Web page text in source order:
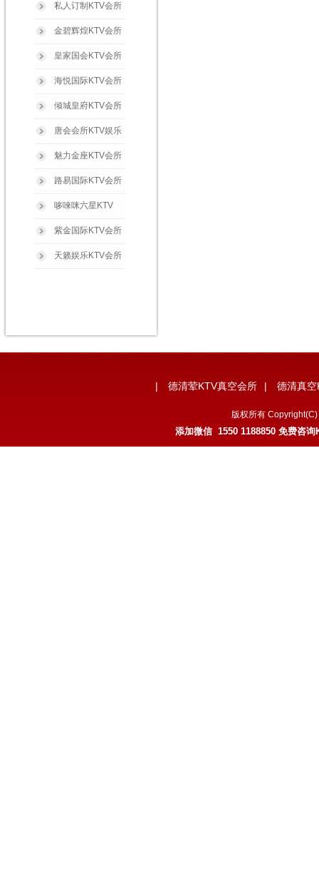
私人订制KTV会所
金碧辉煌KTV会所
皇家国会KTV会所
海悦国际KTV会所
倾城皇府KTV会所
唐会会所KTV娱乐
魅力金座KTV会所
路易国际KTV会所
哆唻咪六星KTV
紫金国际KTV会所
天籁娱乐KTV会所
| 德清荤KTV真空会所 | 德清真
版权所有
添加微信 1550 1188850 免费咨